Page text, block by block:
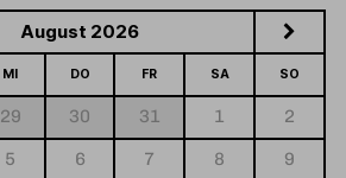
August 2026
MI DO FR SA SO
29 30 31 1
2
5 6 7 8
9